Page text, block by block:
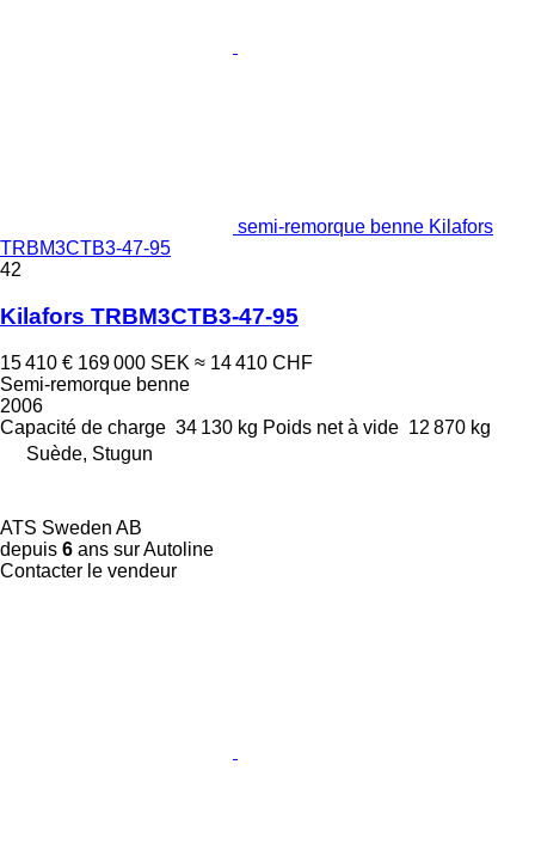
semi-remorque benne Kilafors
TRBM3CTB3-47-95
42
Kilafors TRBM3CTB3-47-95
15 410 € 169 000 SEK ≈ 14 410 CHF
Semi-remorque benne
2006
Capacité de charge 34 130 kg Poids net à vide 12 870 kg
Suède, Stugun
ATS Sweden AB
depuis 6 ans sur Autoline
Contacter le vendeur